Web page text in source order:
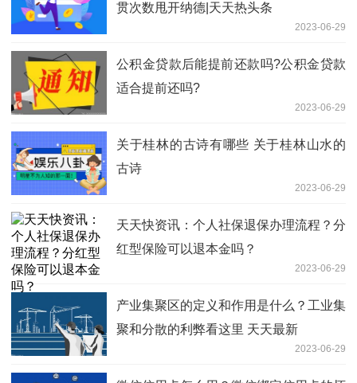
贯次数甩开纳德|天天热头条
2023-06-29
公积金贷款后能提前还款吗?公积金贷款
适合提前还吗?
2023-06-29
关于桂林的古诗有哪些 关于桂林山水的
古诗
2023-06-29
天天快资讯：个人社保退保办理流程？分
红型保险可以退本金吗？
2023-06-29
产业集聚区的定义和作用是什么？工业集
聚和分散的利弊看这里 天天最新
2023-06-29